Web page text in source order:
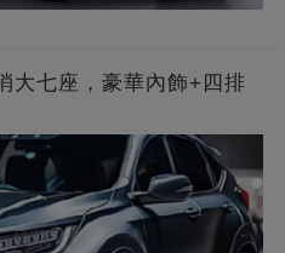
大七座，豪華內飾+四排